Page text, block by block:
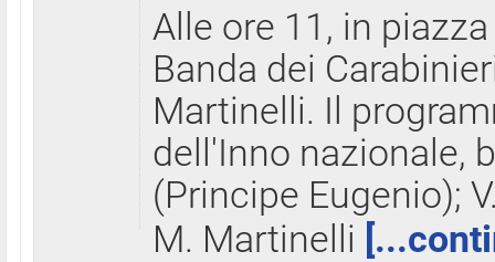
Alle ore 11, in
Banda dei
Martinelli. Il
dell'Inno nazionale,
(Principe Eugenio);
M. Martinelli